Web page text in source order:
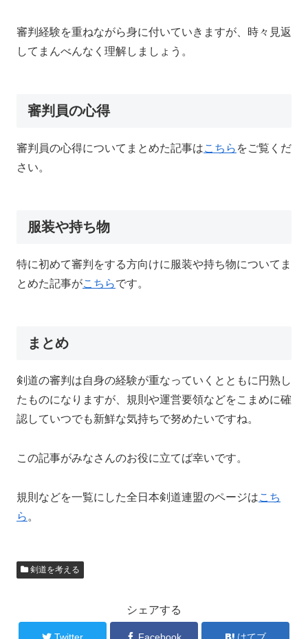
審判経験を重ねながら身に付いていきますが、時々見返
してまんべんなく理解しましょう。
審判員の心得
審判員の心得についてまとめた記事はこちら をご覧くだ
さい。
服装や持ち物
特に初めて審判をする方向けに服装や持ち物についてま
とめた記事がこちらです。
まとめ
剣道の審判は自身の経験が重なっていくとともに円熟し
たものになりますが、規則や運営要領などをこまめに確
認していつでも新鮮な気持ちで努めたいですね。
この記事がみなさんのお役に立てば幸いです。
規則などを一覧にした全日本剣道連盟のページはこち
ら 。
剣道を考える
シェアする
Twitter Facebook はてブ